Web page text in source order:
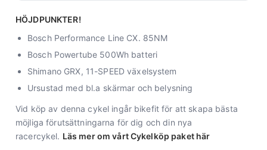
HÖJDPUNKTER!
Bosch Performance Line CX. 85NM
Bosch Powertube 500Wh batteri
Shimano GRX, 11-SPEED växelsystem
Ursustad med bl.a skärmar och belysning
Vid köp av denna cykel ingår bikefit för att skapa bästa
möjliga förutsättningarna för dig och din nya
racercykel. Läs mer om vårt Cykelköp paket här